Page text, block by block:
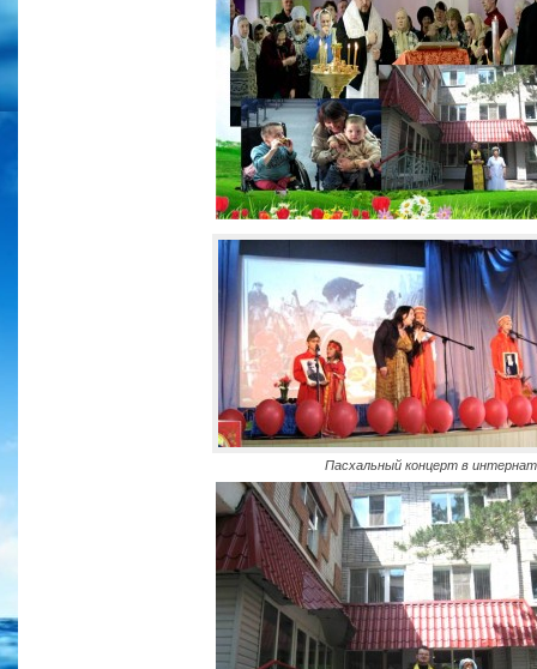
Пасхальный концерт в